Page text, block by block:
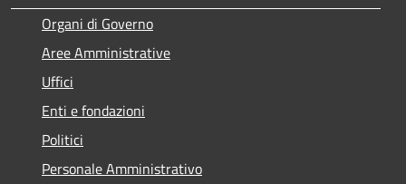
Organi di Governo
Aree Amministrative
Uffici
Enti e fondazioni
Politici
Personale Amministrativo